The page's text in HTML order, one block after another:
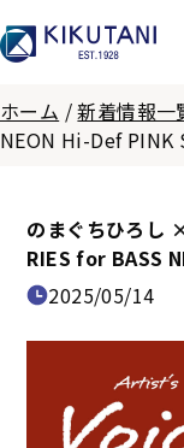
ホーム /新着情報一
NEON Hi-Def PINK
のまぐちひろし
RIES for BASS
2025/05/14